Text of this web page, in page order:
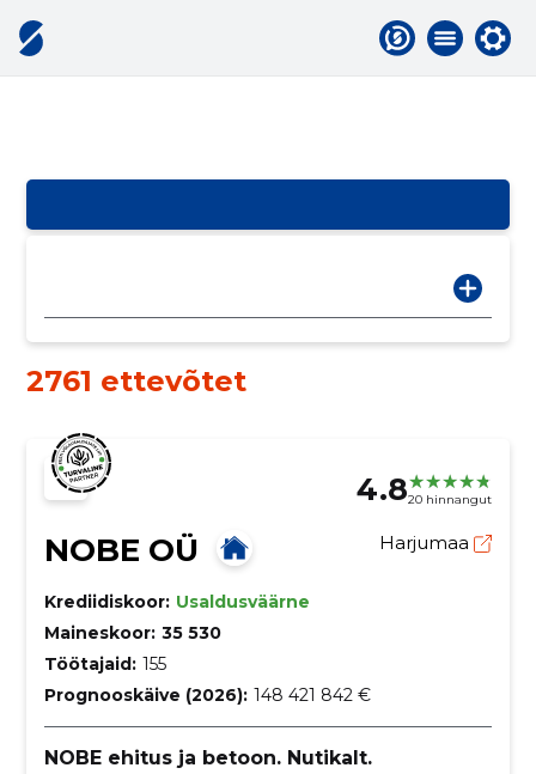
2761 ettevõtet
4.820 hinnangut
NOBE OÜ Harjumaa
Krediidiskoor: Usaldusväärne
Maineskoor: 35 530
Töötajaid: 155
Prognooskäive (2026): 148 421 842 €
NOBE ehitus ja betoon. Nutikalt.